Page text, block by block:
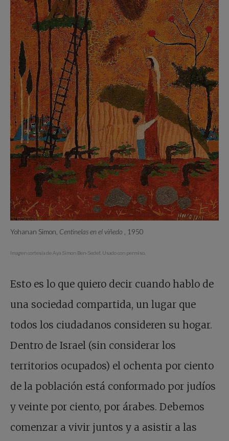
Yohanan Simon, Centinelas en el viñedo , 1950
Imagen cortesía de Aya Simon Ben-Sedef. Usado con permiso.
Esto es lo que quiero decir cuando hablo de
una sociedad compartida, un lugar que
todos los ciudadanos consideren su hogar.
Dentro de Israel (sin considerar los
territorios ocupados) el ochenta por ciento
de la población está conformado por judíos
y veinte por ciento, por árabes. Debemos
comenzar a vivir juntos y a asistir a las